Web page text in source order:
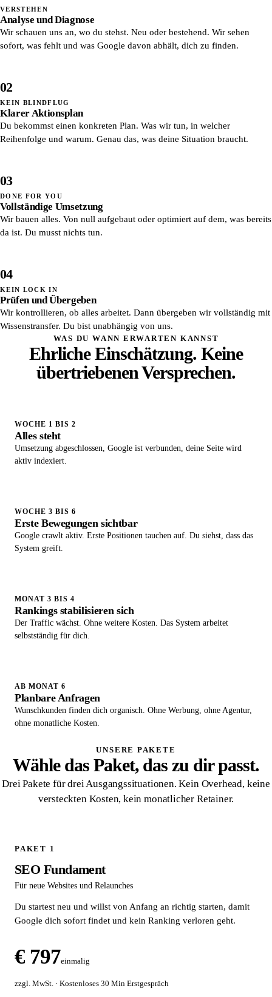
VERSTEHEN
Analyse und Diagnose
Wir schauen uns an, wo du stehst. Neu oder bestehend. Wir sehen
sofort, was fehlt und was Google davon abhält, dich zu finden.
02
KEIN BLINDFLUG
Klarer Aktionsplan
Du bekommst einen konkreten Plan. Was wir tun, in welcher
Reihenfolge und warum. Genau das, was deine Situation braucht.
03
DONE FOR YOU
Vollständige Umsetzung
Wir bauen alles. Von null aufgebaut oder optimiert auf dem, was bereits
da ist. Du musst nichts tun.
04
KEIN LOCK IN
Prüfen und Übergeben
Wir kontrollieren, ob alles arbeitet. Dann übergeben wir vollständig mit
Wissenstransfer. Du bist unabhängig von uns.
WAS DU WANN ERWARTEN KANNST
Ehrliche Einschätzung. Keine
übertriebenen Versprechen.
WOCHE 1 BIS 2
Alles steht
Umsetzung abgeschlossen, Google ist verbunden, deine Seite wird
aktiv indexiert.
WOCHE 3 BIS 6
Erste Bewegungen sichtbar
Google crawlt aktiv. Erste Positionen tauchen auf. Du siehst, dass das
System greift.
MONAT 3 BIS 4
Rankings stabilisieren sich
Der Traffic wächst. Ohne weitere Kosten. Das System arbeitet
selbstständig für dich.
AB MONAT 6
Planbare Anfragen
Wunschkunden finden dich organisch. Ohne Werbung, ohne Agentur,
ohne monatliche Kosten.
UNSERE PAKETE
Wähle das Paket, das zu dir passt.
Drei Pakete für drei Ausgangssituationen. Kein Overhead, keine
versteckten Kosten, kein monatlicher Retainer.
PAKET 1
SEO Fundament
Für neue Websites und Relaunches
Du startest neu und willst von Anfang an richtig starten, damit
Google dich sofort findet und kein Ranking verloren geht.
€ 797einmalig
zzgl. MwSt. · Kostenloses 30 Min Erstgespräch